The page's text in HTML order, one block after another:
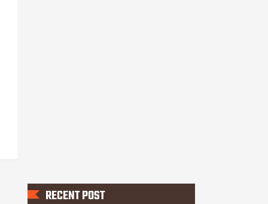
RECENT POST